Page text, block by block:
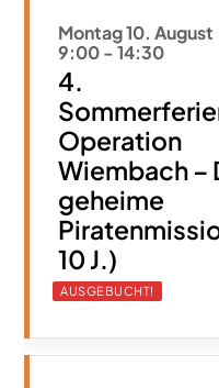
Montag 10. August
9:00-14:30
4.
Operation
Wiembach –
geheime
10 J.)
AUSGEBUCHT!